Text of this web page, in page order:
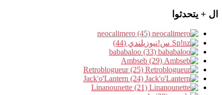
ال + يتحدثوا
س!نيوزيلندي (44)